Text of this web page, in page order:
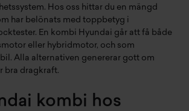
Hos oss hittar du en mängd
har belönats med toppbetyg i
En kombi Hyundai går att få både
eller hybridmotor, och som
Alla alternativen genererar gott om
bra dragkraft.
kombi hos